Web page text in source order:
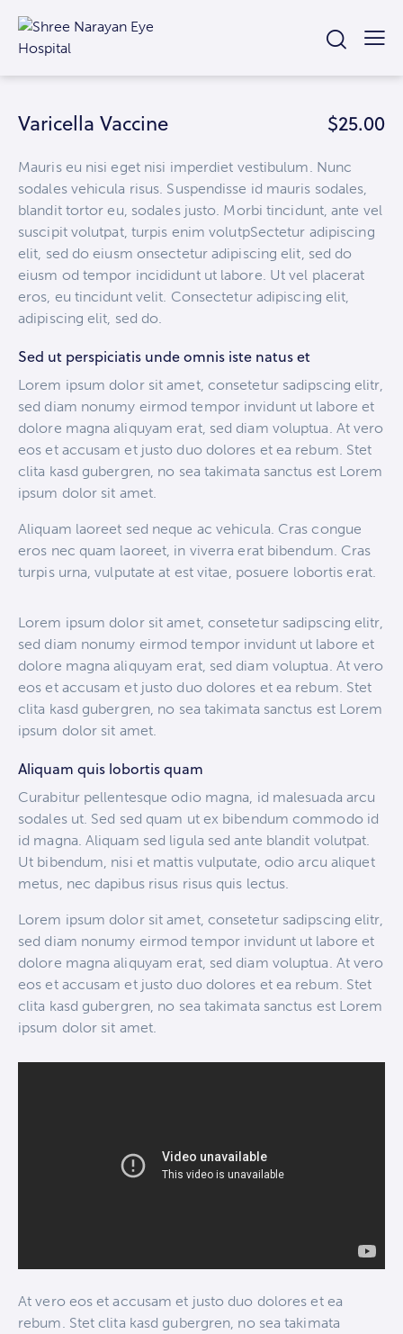
Varicella Vaccine $25.00
Mauris eu nisi eget nisi imperdiet vestibulum. Nunc
sodales vehicula risus. Suspendisse id mauris sodales,
blandit tortor eu, sodales justo. Morbi tincidunt, ante vel
suscipit volutpat, turpis enim volutpSectetur adipiscing
elit, sed do eiusm onsectetur adipiscing elit, sed do
eiusm od tempor incididunt ut labore. Ut vel placerat
eros, eu tincidunt velit. Consectetur adipiscing elit,
adipiscing elit, sed do.
Sed ut perspiciatis unde omnis iste natus et
Lorem ipsum dolor sit amet, consetetur sadipscing elitr,
sed diam nonumy eirmod tempor invidunt ut labore et
dolore magna aliquyam erat, sed diam voluptua. At vero
eos et accusam et justo duo dolores et ea rebum. Stet
clita kasd gubergren, no sea takimata sanctus est Lorem
ipsum dolor sit amet.
Aliquam laoreet sed neque ac vehicula. Cras congue
eros nec quam laoreet, in viverra erat bibendum. Cras
turpis urna, vulputate at est vitae, posuere lobortis erat.
Lorem ipsum dolor sit amet, consetetur sadipscing elitr,
sed diam nonumy eirmod tempor invidunt ut labore et
dolore magna aliquyam erat, sed diam voluptua. At vero
eos et accusam et justo duo dolores et ea rebum. Stet
clita kasd gubergren, no sea takimata sanctus est Lorem
ipsum dolor sit amet.
Aliquam quis lobortis quam
Curabitur pellentesque odio magna, id malesuada arcu
sodales ut. Sed sed quam ut ex bibendum commodo id
id magna. Aliquam sed ligula sed ante blandit volutpat.
Ut bibendum, nisi et mattis vulputate, odio arcu aliquet
metus, nec dapibus risus risus quis lectus.
Lorem ipsum dolor sit amet, consetetur sadipscing elitr,
sed diam nonumy eirmod tempor invidunt ut labore et
dolore magna aliquyam erat, sed diam voluptua. At vero
eos et accusam et justo duo dolores et ea rebum. Stet
clita kasd gubergren, no sea takimata sanctus est Lorem
ipsum dolor sit amet.
At vero eos et accusam et justo duo dolores et ea
rebum. Stet clita kasd gubergren, no sea takimata